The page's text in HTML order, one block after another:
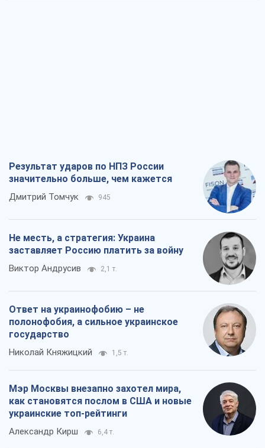
Результат ударов по НПЗ России
значительно больше, чем кажется
Дмитрий Томчук 945
Не месть, а стратегия: Украина
заставляет Россию платить за войну
Виктор Андрусив 2,1 т.
Ответ на украинофобию – не
полонофобия, а сильное украинское
государство
Николай Княжицкий 1,5 т.
Мэр Москвы внезапно захотел мира,
как становятся послом в США и новые
украинские топ-рейтинги
Александр Кирш 6,4 т.